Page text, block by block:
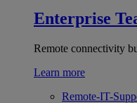
Enterprise
Remote connectivity
Learn more
Remote-IT-